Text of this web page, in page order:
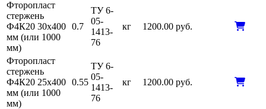
Фторопласт
стержень
Ф4К20 30х400
мм (или 1000
мм)
0.7
ТУ 6-
05-
1413-
76
кг 1200.00 руб.
Фторопласт
стержень
Ф4К20 25х400
мм (или 1000
мм)
0.55
ТУ 6-
05-
1413-
76
кг 1200.00 руб.